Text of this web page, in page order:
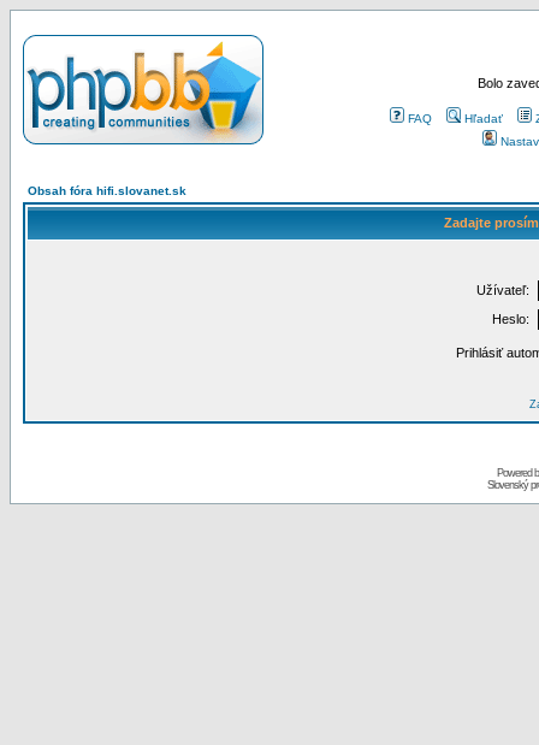
Bolo
FAQ Hľadať
Obsah fóra hifi.slovanet.sk
Zadajte
Užívateľ:
Heslo:
Prihlásiť
Powered
Slovenský